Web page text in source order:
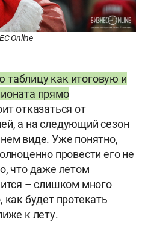
Online
как итоговую и
прямо
отказаться от
а на следующий сезон
виде. Уже понятно,
провести его не
что даже летом
– слишком много
как будет протекать
к лету.